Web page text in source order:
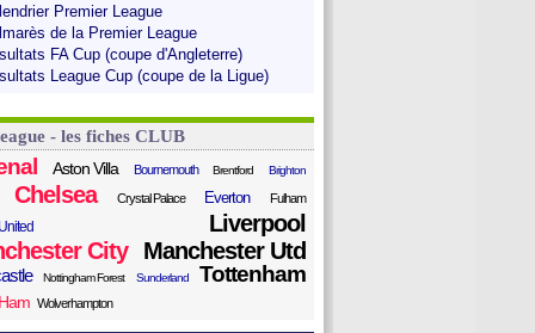
Premier League
de la Premier League
FA Cup (coupe d'Angleterre)
League Cup (coupe de la Ligue)
- les fiches CLUB
Aston Villa Bournemouth Brentford Brighton
Chelsea Crystal Palace Everton Fulham
Liverpool
City
Manchester Utd
Nottingham Forest Sunderland Tottenham
Wolverhampton